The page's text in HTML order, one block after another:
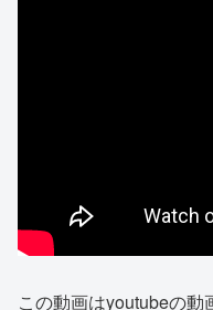
この動画はyoutubeの